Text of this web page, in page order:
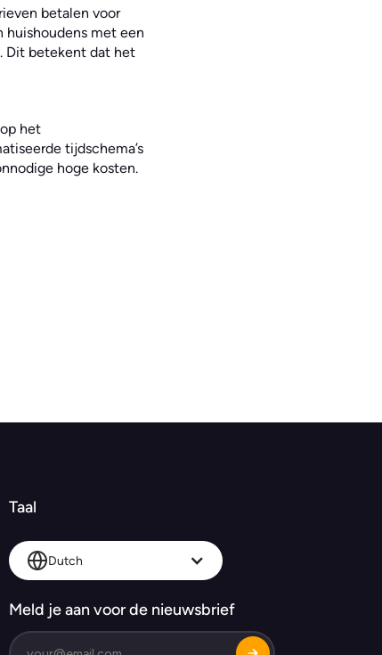
betalen voor
huishoudens met een
Dit betekent dat het
het
tijdschema’s
hoge kosten.
Taal
Dutch
Meld je aan voor de nieuwsbrief